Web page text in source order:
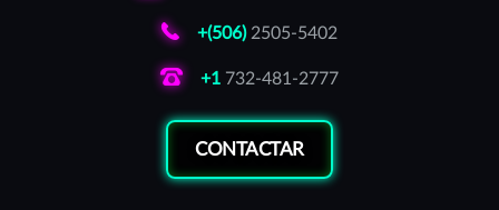
+(506)2505-5402
+1 732-481-2777
CONTACTAR